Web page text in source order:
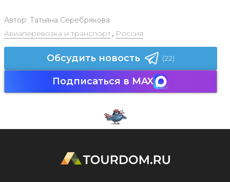
Автор: Татьяна Серебрякова
Авиаперевозка и транспорт, Россия
Обсудить новость (22)
Подписаться в MAX